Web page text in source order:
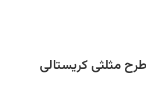
مثلثی کریستالی